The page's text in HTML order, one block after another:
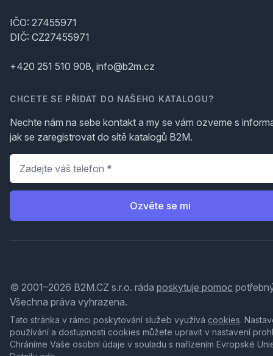
IČO: 27455971
DIČ: CZ27455971
+420 251 510 908, info@b2m.cz
CHCETE SE PŘIDAT DO NAŠEHO KATALOGU?
Nechte nám na sebe kontakt a my se vám ozveme s
jak se zaregistrovat do sítě katalogů B2M.
Telefon
Ozvěte se mi
© 2001–2026 B2M.CZ s.r.o. ráda poskytuje pomoc
Všechna práva vyhrazena.
Tato stránka v rámci poskytování služeb využívá cookies.
používání a dostupnosti cookies můžete upravit v nastavení
Chráníme Vaše osobní údaje v souladu s nařízením Evropské